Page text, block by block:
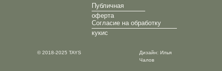
Публичная
оферта
Согласие на обработку
кукис
© 2018-2025 TAYS
Дизайн: Илья
Чалов